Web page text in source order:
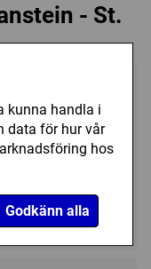
kunna handla i
data för hur vår
hos
Godkänn alla
- St.